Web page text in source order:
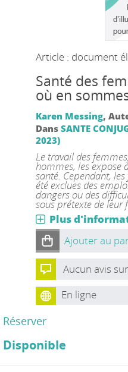
Article : document
Santé des
où en
Karen Messing,
Dans SANTE
2023)
Le travail des
hommes, les expose
santé. Cependant,
été exclues des
dangers ou des
sous prétexte de leur
Plus
Ajouter au
Aucun avis
En ligne
Réserver
Disponible